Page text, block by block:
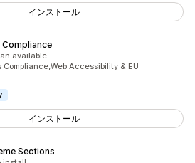
インストール
Compliance
件 available
Compliance,Web Accessibility & EU
インストール
Sections